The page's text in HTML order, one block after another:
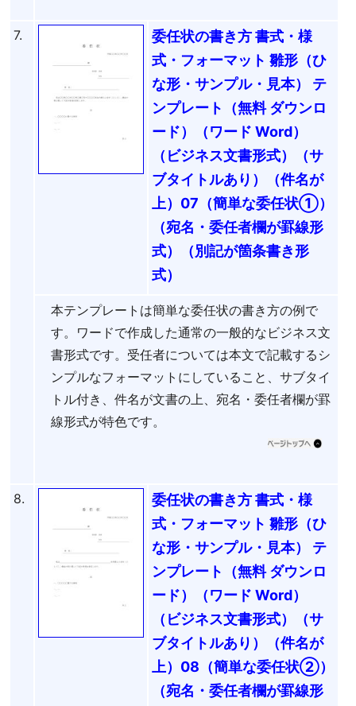
7.
委任状の書き方 書式・様
式・フォーマット 雛形（ひ
な形・サンプル・見本） テ
ンプレート（無料 ダウンロ
ード）（ワード Word）
（ビジネス文書形式）（サ
ブタイトルあり）（件名が
上）07（簡単な委任状①）
（宛名・委任者欄が罫線形
式）（別記が箇条書き形
式）
本テンプレートは簡単な委任状の書き方の例で
す。ワードで作成した通常の一般的なビジネス文
書形式です。受任者については本文で記載するシ
ンプルなフォーマットにしていること、サブタイ
トル付き、件名が文書の上、宛名・委任者欄が罫
線形式が特色です。
8.
委任状の書き方 書式・様
式・フォーマット 雛形（ひ
な形・サンプル・見本） テ
ンプレート（無料 ダウンロ
ード）（ワード Word）
（ビジネス文書形式）（サ
ブタイトルあり）（件名が
上）08（簡単な委任状②）
（宛名・委任者欄が罫線形